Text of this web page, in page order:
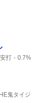
打 0.7%
鬼タイジ